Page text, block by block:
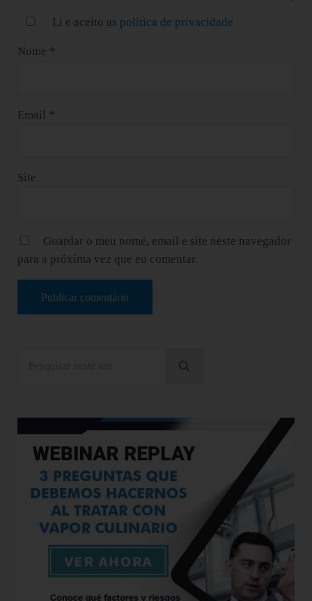
Li e aceito as política de privacidade
Nome *
Email *
Site
Guardar o meu nome, email e site neste navegador
para a próxima vez que eu comentar.
Submeter pesquisa